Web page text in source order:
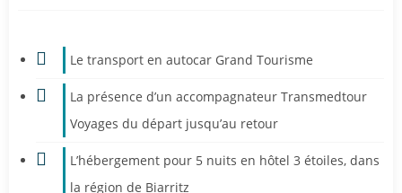
Le transport en autocar Grand Tourisme
La présence d’un accompagnateur Transmedtour
Voyages du départ jusqu’au retour
L’hébergement pour 5 nuits en hôtel 3 étoiles, dans
la région de Biarritz